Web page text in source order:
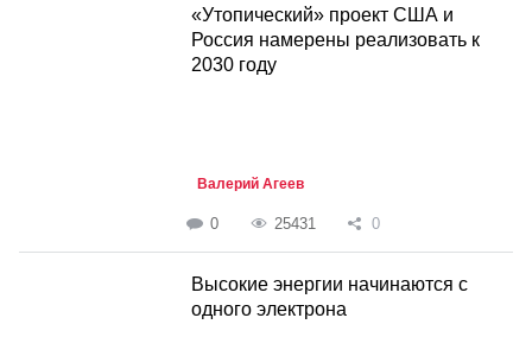
«Утопический» проект США и
Россия намерены реализовать к
2030 году
Валерий Агеев
0 25431 0
Высокие энергии начинаются с
одного электрона